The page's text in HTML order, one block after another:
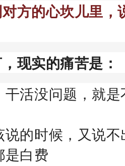
方的心坎儿里，
现实的痛苦是：
活没问题，就是
的时候，又说不
是白费